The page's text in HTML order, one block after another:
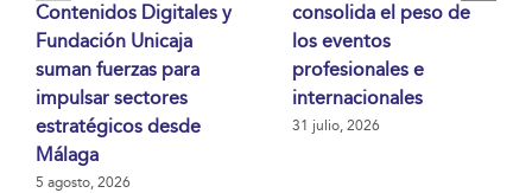
Contenidos Digitales y
Fundación Unicaja
suman fuerzas para
impulsar sectores
estratégicos desde
Málaga
5 agosto, 2026
consolida el peso de
los eventos
profesionales e
internacionales
31 julio, 2026